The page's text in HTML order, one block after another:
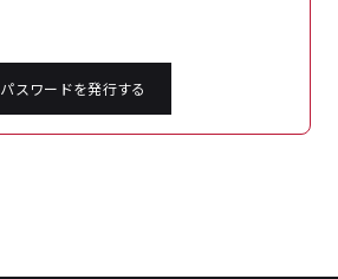
パスワードを発行する